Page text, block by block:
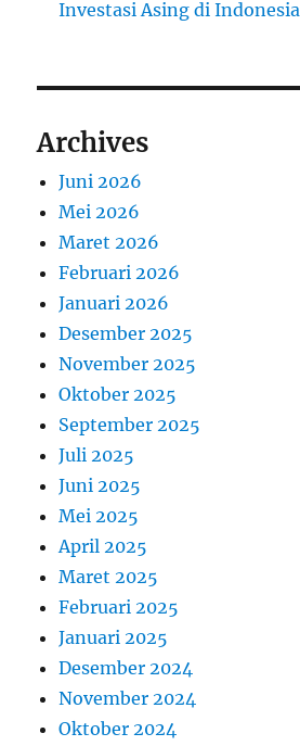
Investasi Asing di Indonesia
Archives
Juni 2026
Mei 2026
Maret 2026
Februari 2026
Januari 2026
Desember 2025
November 2025
Oktober 2025
September 2025
Juli 2025
Juni 2025
Mei 2025
April 2025
Maret 2025
Februari 2025
Januari 2025
Desember 2024
November 2024
Oktober 2024